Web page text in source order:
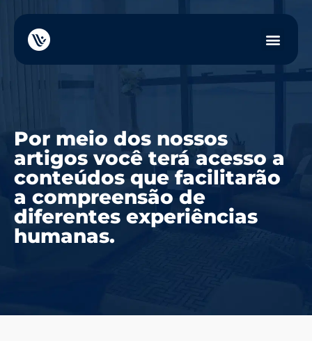
Por meio dos nossos
artigos você terá acesso a
conteúdos que facilitarão
a compreensão de
diferentes experiências
humanas.